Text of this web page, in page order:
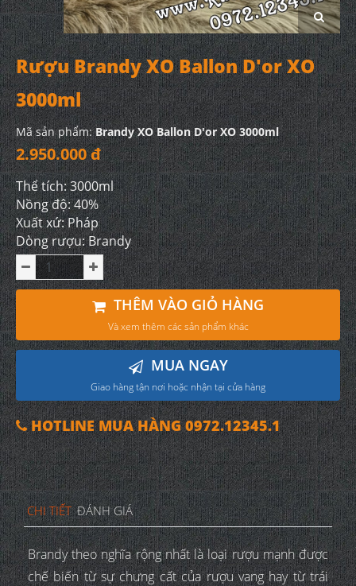
Rượu Brandy XO Ballon D'or XO
3000ml
Mã sản phẩm:Brandy XO Ballon D'or XO 3000ml
2.950.000 đ
Thể tích: 3000ml
Nồng độ: 40%
Xuất xứ: Pháp
Dòng rượu: Brandy
THÊM VÀO GIỎ HÀNG
Và xem thêm các sản phẩm khác
MUA NGAY
Giao hàng tận nơi hoặc nhận tại cửa hàng
HOTLINE MUA HÀNG 0972.12345.1
CHI TIẾT ĐÁNH GIÁ
Brandy theo nghĩa rộng nhất là loại rượu mạnh được
chế biến từ sự chưng cất của rượu vang hay từ trái